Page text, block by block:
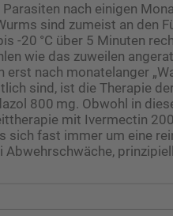
nach einigen
sind zumeist an den
-20 °C über 5 Minuten
wie das zuweilen
nach monatelanger
sind, ist die Therapie
800 mg. Obwohl in
mit Ivermectin
sich fast immer um eine
Abwehrschwäche,